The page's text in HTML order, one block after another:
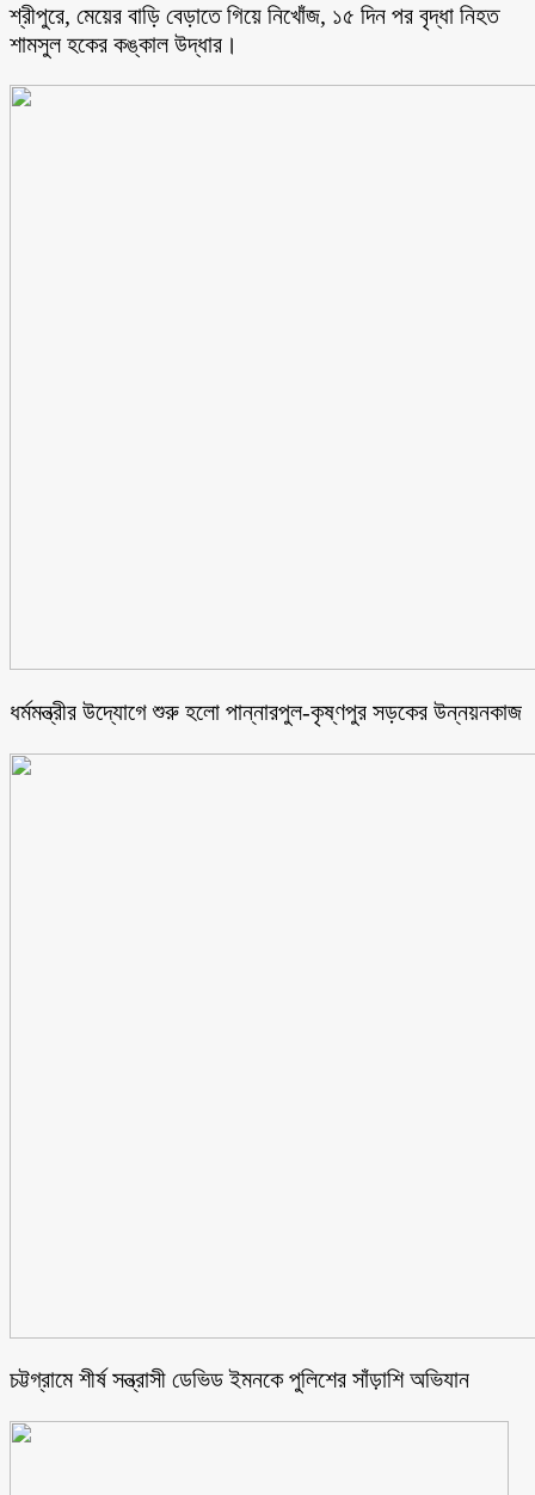
শ্রীপুরে, মেয়ের বাড়ি বেড়াতে গিয়ে নিখোঁজ, ১৫ দিন পর বৃদ্ধা নিহত
শামসুল হকের কঙ্কাল উদ্ধার।
ধর্মমন্ত্রীর উদ্যোগে শুরু হলো পান্নারপুল-কৃষ্ণপুর সড়কের উন্নয়নকাজ
চট্টগ্রামে শীর্ষ সন্ত্রাসী ডেভিড ইমনকে পুলিশের সাঁড়াশি অভিযান